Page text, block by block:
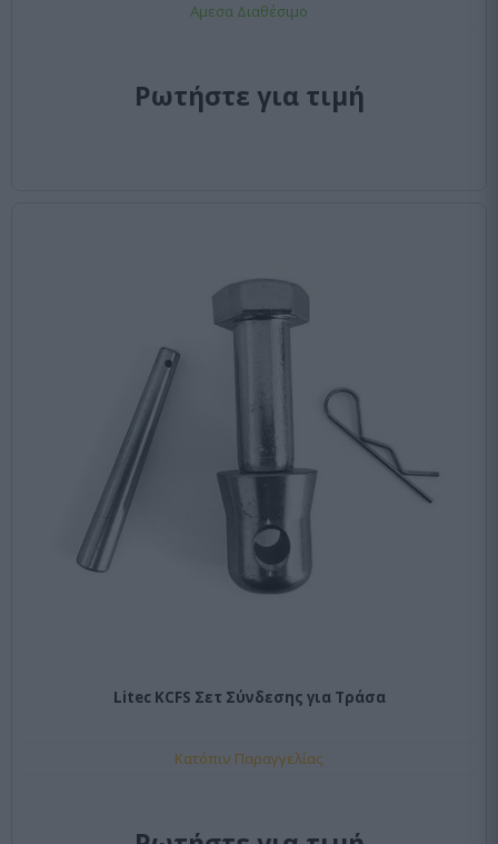
Αμεσα Διαθέσιμο
Ρωτήστε για τιμή
Litec KCFS Σετ Σύνδεσης για Τράσα
Κατόπιν Παραγγελίας